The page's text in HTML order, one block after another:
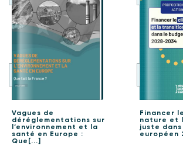
Vagues de
déréglementations sur
l’environnement et la
santé en Europe :
Que[...]
Financer
nature et
juste
européen